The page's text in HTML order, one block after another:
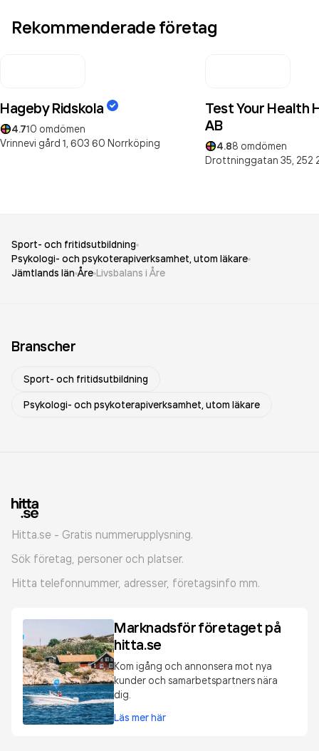
Rekommenderade företag
Hageby Ridskola
4.710 omdömen
Vrinnevi gård 1, 603 60 Norrköping
Test Your Health
AB
4.88 omdömen
Drottninggatan 35, 252
Sport- och fritidsutbildning
Psykologi- och psykoterapiverksamhet, utom läkare
Jämtlands län Åre Livsbalans i Åre
Branscher
Sport- och fritidsutbildning
Psykologi- och psykoterapiverksamhet, utom läkare
Hitta.se - Gratis nummerupplysning.
Sök företag, personer och platser.
Hitta telefonnummer, adresser, företagsinfo mm.
Marknadsför företaget på
hitta.se
Kom igång och annonsera mot nya
kunder och samarbetspartners nära
dig.
Läs mer här